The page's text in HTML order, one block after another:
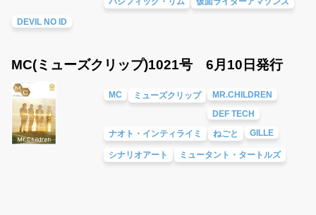
DEVIL NO ID
MC(ミューズクリップ)1021号 6月10日発行
MC ミューズクリップ
MR.CHILDREN
DEF TECH
ナオト・インティライミ
ねごと GILLE
シナリオアート ミュータント・タートルズ